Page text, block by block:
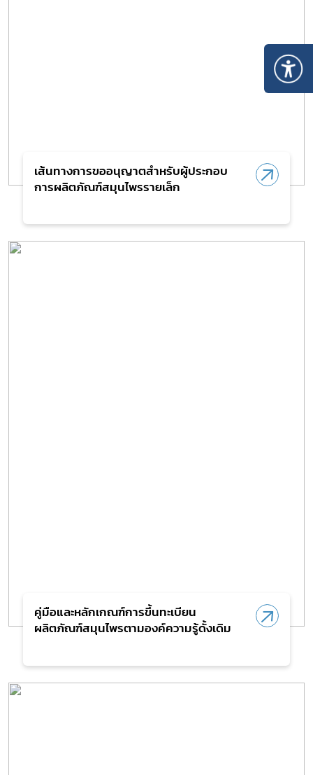
เส้นทางการขออนุญาตสำหรับผู้ประกอบ
การผลิตภัณฑ์สมุนไพรรายเล็ก
คู่มือและหลักเกณฑ์การขึ้นทะเบียน
ผลิตภัณฑ์สมุนไพรตามองค์ความรู้ดั้งเดิม